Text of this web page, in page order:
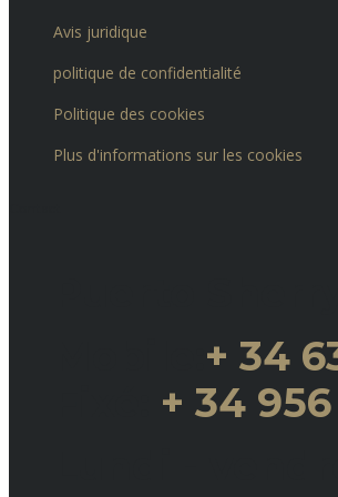
Avis juridique
politique de confidentialité
Politique des cookies
Plus d'informations sur les cookies
+ 34
+ 34